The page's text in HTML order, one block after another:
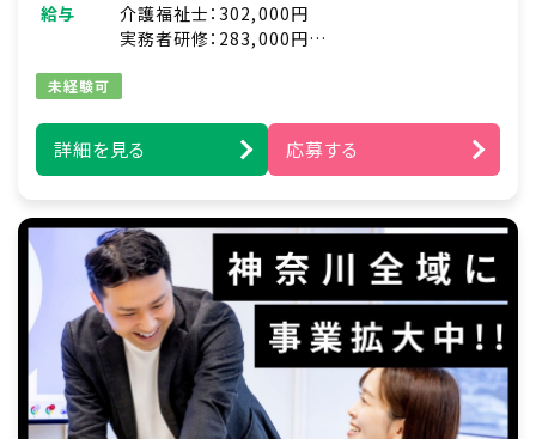
※夜勤があります
給与
介護福祉士：302,000円
実務者研修：283,000円
未経験可
詳細を見る 応募する